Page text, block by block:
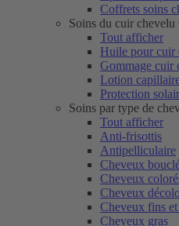
Coffrets soins
Soins du cuir chevelu
Tout afficher
Huile pour cuir
Gommage cuir
Lotion
Protection
Soins par type de
Tout afficher
Anti-frisottis
Antipelliculaire
Cheveux
Cheveux
Cheveux
Cheveux fins et
Cheveux gras